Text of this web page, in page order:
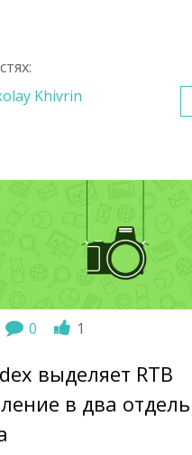
Khivrin
0 1
выделяет RTB
в два